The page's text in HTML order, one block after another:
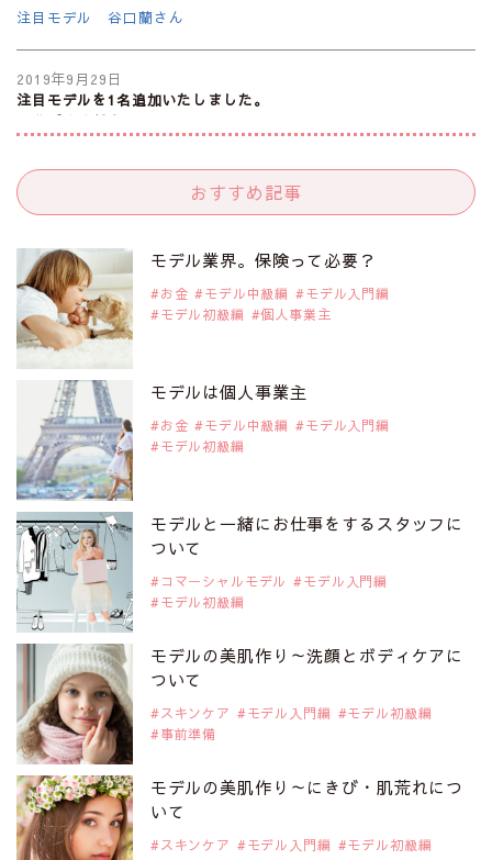
注目モデル 谷口蘭さん
2019年9月29日
注目モデルを1名追加いたしました。
是非ご覧ください。
2019年9月29日
是非ご覧ください。
注目モデル 松川 来海さん
2019年9月29日
是非ご覧ください。
注目モデル 中条あやみさん
2019年9月29日
注目モデルを1名追加いたしました。
是非ご覧ください。
注目モデル 水原佑果さん
2019年9月29日
注目モデルを1名追加いたしました。
是非ご覧ください。
注目モデル CHIHARUさん
2019年9月29日
注目モデルを1名追加いたしました。
是非ご覧ください。
注目モデル 藤井サチさん
おすすめ記事
モデル業界。保険って必要？
お金 モデル中級編
モデル入門編
モデル初級編
個人事業主
モデルは個人事業主
お金 モデル中級編
モデル入門編
モデル初級編
モデルと一緒にお仕事をするスタッフに
ついて
コマーシャルモデル
モデル入門編
モデル初級編
モデルの美肌作り～洗顔とボディケアに
ついて
スキンケア モデル入門編
モデル初級編
事前準備
モデルの美肌作り～にきび・肌荒れにつ
いて
スキンケア モデル入門編
モデル初級編